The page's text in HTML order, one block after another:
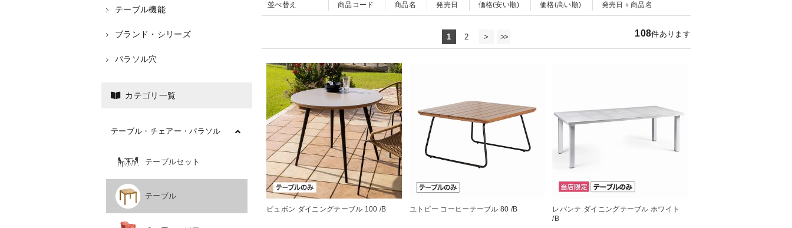
並べ替え 商品コード 商品名 発売日 価格(安い順) 価格(高い順) 発売日＋商品名
108件あります
1 2 > >>
ビュボン ダイニングテーブル 100 /B ユトピー コーヒーテーブル 80 /B
レバンテ ダイニングテーブル ホワイト
/B
テーブル機能
ブランド・シリーズ
パラソル穴
カテゴリ一覧
テーブル・チェアー・パラソル
テーブルセット
テーブル